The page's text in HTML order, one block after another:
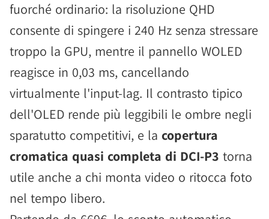
fuorché ordinario: la risoluzione QHD
consente di spingere i 240 Hz senza stressare
troppo la GPU, mentre il pannello WOLED
reagisce in 0,03 ms, cancellando
virtualmente l'input-lag. Il contrasto tipico
dell'OLED rende più leggibili le ombre negli
sparatutto competitivi, e la copertura
cromatica quasi completa di DCI-P3 torna
utile anche a chi monta video o ritocca foto
nel tempo libero.